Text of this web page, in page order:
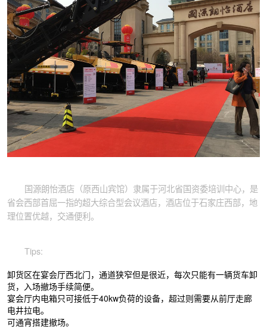
国源朗怡酒店（原西山宾馆）隶属于河北省国资委培训中心，是
省会西部首屈一指的超大综合型会议酒店，酒店位于石家庄西部，地
理位置优越，交通便利。
Tips:
卸货区在宴会厅西北门，通道狭窄但是很近，每次只能有一辆货车卸
货，入场撤场手续简便。
宴会厅内电箱只可接低于40kw负荷的设备，超过则需要从前厅走廊
电井拉电。
可通宵搭建撤场。